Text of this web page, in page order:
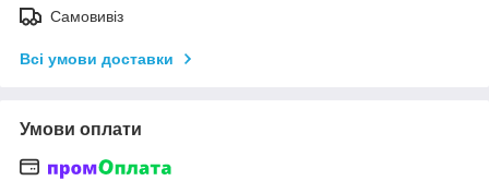
Самовивіз
Всі умови доставки
Умови оплати